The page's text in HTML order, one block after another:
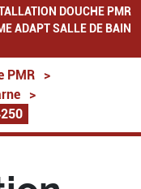
DOUCHE PMR
ADAPT SALLE DE BAIN
PMR
>
>